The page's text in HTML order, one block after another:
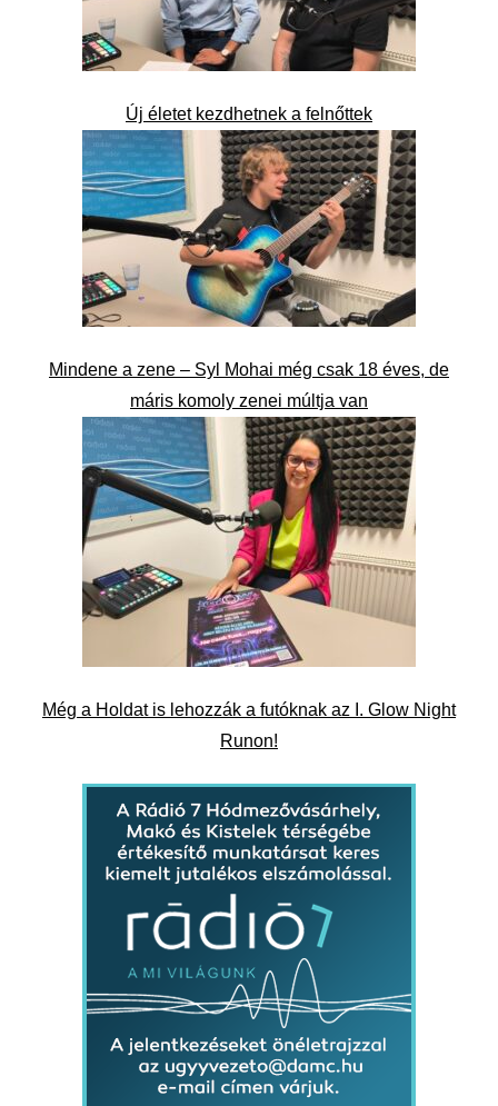
Új életet kezdhetnek a felnőttek
Mindene a zene – Syl Mohai még csak 18 éves, de
máris komoly zenei múltja van
Még a Holdat is lehozzák a futóknak az I. Glow Night
Runon!